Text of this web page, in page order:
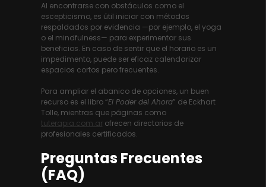
Al encontrarse con obstáculos como el
escepticismo, es útil iniciar con métodos
respaldados por evidencia —por ejemplo, el yoga
o el mindfulness— para experimentar sus
beneficios. En caso de sentir que el horario es un
impedimento, puede ser eficaz calendarizar
espacios cortos pero frecuentes.
Para ampliar el abanico de opciones, un buen
recurso es el libro “El Poder del Ahora” de Eckhart
Tolle, mientras que páginas como
tuterapia.com.arofrecen directorios de
profesionales certificados.
Preguntas Frecuentes
(FAQ)